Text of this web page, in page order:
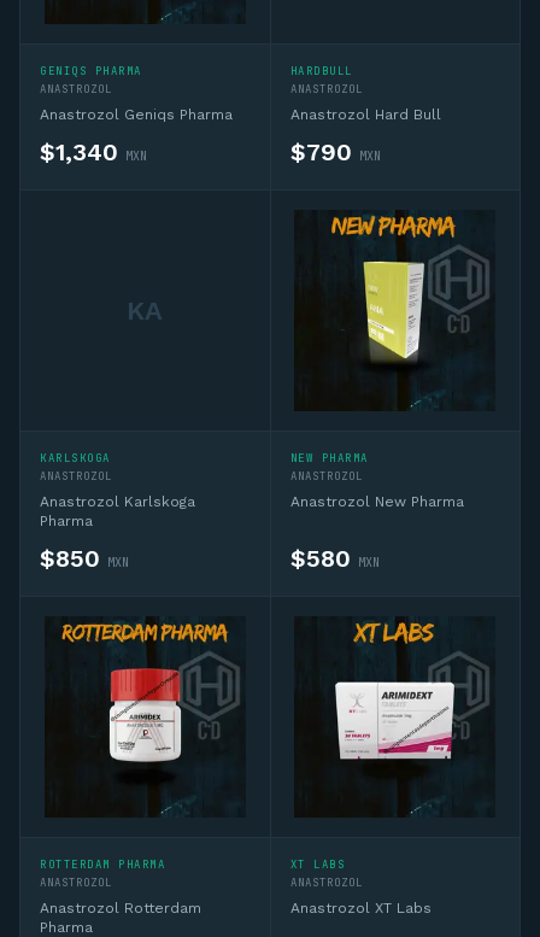
GENIQS PHARMA
ANASTROZOL
Anastrozol Geniqs Pharma
$1,340 MXN
HARDBULL
ANASTROZOL
Anastrozol Hard Bull
$790 MXN
KA
KARLSKOGA
ANASTROZOL
Anastrozol Karlskoga
Pharma
$850 MXN
NEW PHARMA
ANASTROZOL
Anastrozol New Pharma
$580 MXN
ROTTERDAM PHARMA
ANASTROZOL
Anastrozol Rotterdam
Pharma
XT LABS
ANASTROZOL
Anastrozol XT Labs